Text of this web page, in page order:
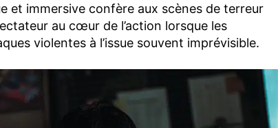
et immersive confère aux scènes de terreur
au cœur de l’action lorsque les
violentes à l’issue souvent imprévisible.